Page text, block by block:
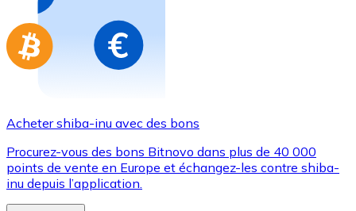
Aller à la boutique de cartes-cadeaux
Acheter shiba-inu avec des bons
Procurez-vous des bons Bitnovo dans plus de 40 000
points de vente en Europe et échangez-les contre shiba-
inu depuis l’application.